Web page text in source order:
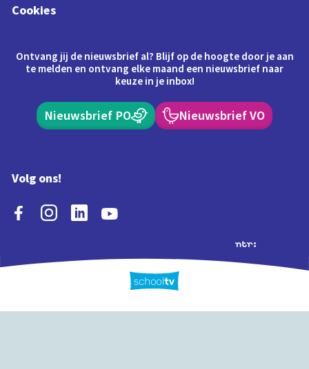
Cookies
Ontvang jij de nieuwsbrief al? Blijf op de hoogte door je aan
te melden en ontvang elke maand een nieuwsbrief naar
keuze in je inbox!
Nieuwsbrief PO Nieuwsbrief VO
Volg ons!